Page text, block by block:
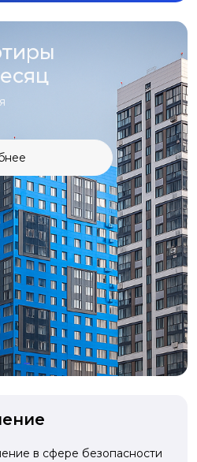
в сфере безопасности